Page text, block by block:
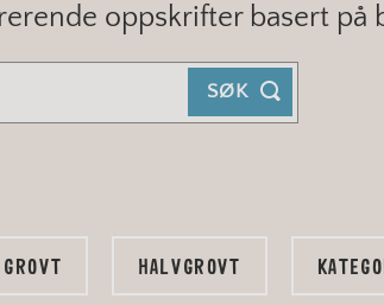
oppskrifter basert på
SØK
GROVT HALVGROVT